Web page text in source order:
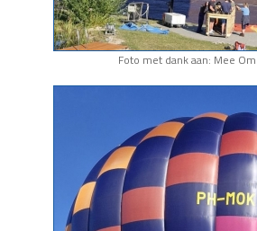
Foto met dank aan: Mee